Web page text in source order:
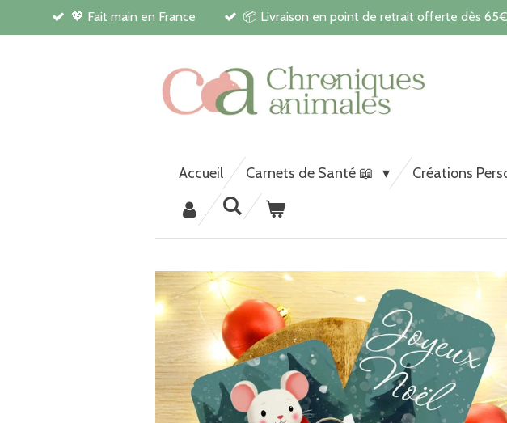
au
💖 Fait main en France 📦 Livraison en point de retrait offerte dès 65€
Accueil Carnets de Santé 📖 Créations